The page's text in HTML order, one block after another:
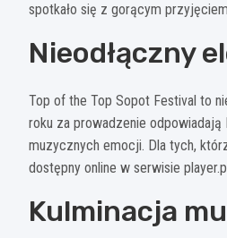
spotkało się z gorącym
Nieodłączny
Top of the Top Sopot Festival to
roku za prowadzenie
muzycznych emocji. Dla tych,
dostępny online w serwisie
Kulminacja